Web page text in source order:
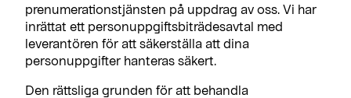
prenumerationstjänsten på uppdrag av oss. Vi har
inrättat ett personuppgiftsbiträdesavtal med
leverantören för att säkerställa att dina
personuppgifter hanteras säkert.
Den rättsliga grunden för att behandla